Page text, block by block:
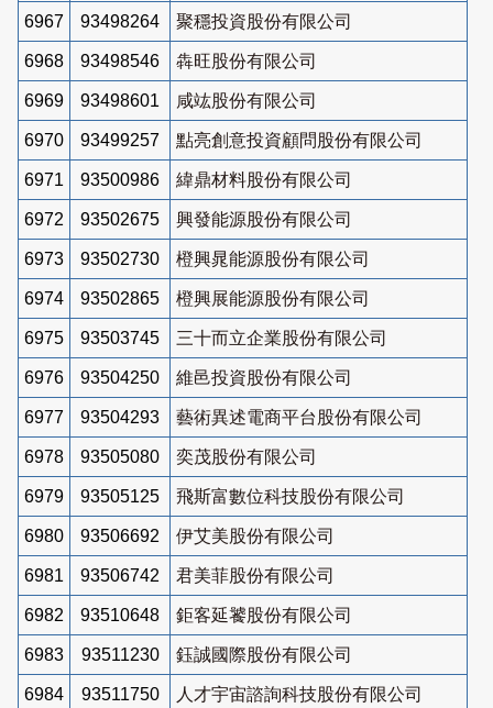
6967 93498264 聚穩投資股份有限公司
6968 93498546 犇旺股份有限公司
6969 93498601 咸竑股份有限公司
6970 93499257 點亮創意投資顧問股份有限公司
6971 93500986 緯鼎材料股份有限公司
6972 93502675 興發能源股份有限公司
6973 93502730 橙興晁能源股份有限公司
6974 93502865 橙興展能源股份有限公司
6975 93503745 三十而立企業股份有限公司
6976 93504250 維邑投資股份有限公司
6977 93504293 藝術異述電商平台股份有限公司
6978 93505080 奕茂股份有限公司
6979 93505125 飛斯富數位科技股份有限公司
6980 93506692 伊艾美股份有限公司
6981 93506742 君美菲股份有限公司
6982 93510648 鉅客延饕股份有限公司
6983 93511230 鈺誠國際股份有限公司
6984 93511750 人才宇宙諮詢科技股份有限公司